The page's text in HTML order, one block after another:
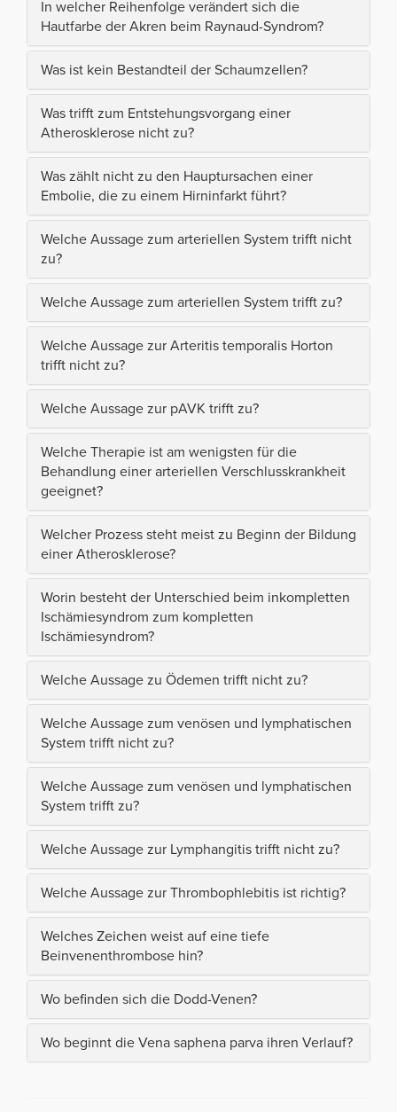
In welcher Reihenfolge verändert sich die
Hautfarbe der Akren beim Raynaud-Syndrom?
Was ist kein Bestandteil der Schaumzellen?
Was trifft zum Entstehungsvorgang einer
Atherosklerose nicht zu?
Was zählt nicht zu den Hauptursachen einer
Embolie, die zu einem Hirninfarkt führt?
Welche Aussage zum arteriellen System trifft nicht
zu?
Welche Aussage zum arteriellen System trifft zu?
Welche Aussage zur Arteritis temporalis Horton
trifft nicht zu?
Welche Aussage zur pAVK trifft zu?
Welche Therapie ist am wenigsten für die
Behandlung einer arteriellen Verschlusskrankheit
geeignet?
Welcher Prozess steht meist zu Beginn der Bildung
einer Atherosklerose?
Worin besteht der Unterschied beim inkompletten
Ischämiesyndrom zum kompletten
Ischämiesyndrom?
Welche Aussage zu Ödemen trifft nicht zu?
Welche Aussage zum venösen und lymphatischen
System trifft nicht zu?
Welche Aussage zum venösen und lymphatischen
System trifft zu?
Welche Aussage zur Lymphangitis trifft nicht zu?
Welche Aussage zur Thrombophlebitis ist richtig?
Welches Zeichen weist auf eine tiefe
Beinvenenthrombose hin?
Wo befinden sich die Dodd-Venen?
Wo beginnt die Vena saphena parva ihren Verlauf?